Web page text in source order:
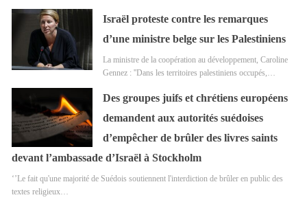
Israël proteste contre les remarques
d’une ministre belge sur les Palestiniens
La ministre de la coopération au développement, Caroline
Gennez : ''Dans les territoires palestiniens occupés,…
Des groupes juifs et chrétiens européens
demandent aux autorités suédoises
d’empêcher de brûler des livres saints
devant l’ambassade d’Israël à Stockholm
‘’Le fait qu'une majorité de Suédois soutiennent l'interdiction de brûler en public des
textes religieux…